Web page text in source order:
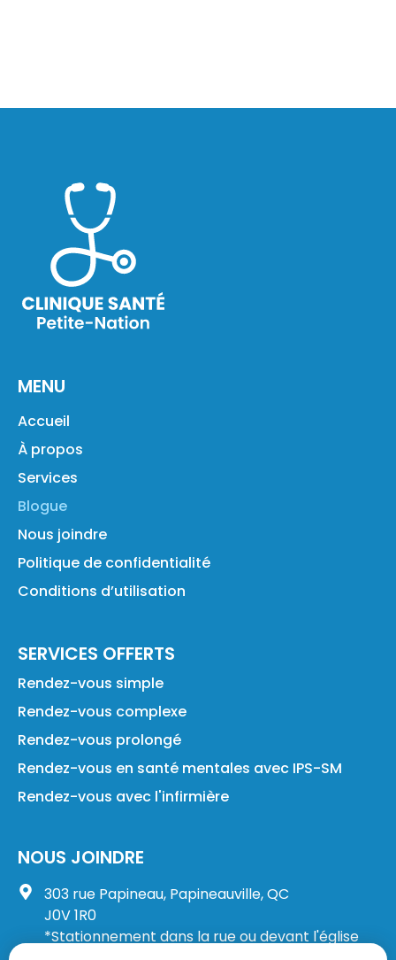
MENU
Accueil
À propos
Services
Blogue
Nous joindre
Politique de confidentialité
Conditions d’utilisation
SERVICES OFFERTS
Rendez-vous simple
Rendez-vous complexe
Rendez-vous prolongé
Rendez-vous en santé mentales avec IPS-SM
Rendez-vous avec l'infirmière
NOUS JOINDRE
303 rue Papineau, Papineauville, QC
J0V 1R0
*Stationnement dans la rue ou devant l'église